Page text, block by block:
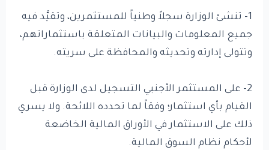
1- تنشئ الوزارة سجلاً وطنياً للمستثمرين، وتقيَّد فيه
جميع المعلومات والبيانات المتعلقة باستثماراتهم،
وتتولى إدارته وتحديثه والمحافظة على سريته.
2- على المستثمر الأجنبي التسجيل لدى الوزارة قبل
القيام بأي استثمار؛ وفقاً لما تحدده اللائحة. ولا يسري
ذلك على الاستثمار في الأوراق المالية الخاضعة
لأحكام نظام السوق المالية.